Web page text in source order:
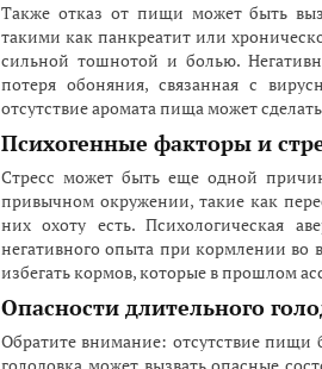
Также отказ от пищи может быть
такими как панкреатит или
сильной тошнотой и болью.
потеря обоняния, связанная с
отсутствие аромата пища может
Психогенные факторы и
Стресс может быть еще одной
привычном окружении, такие как
них охоту есть. Психологическая
негативного опыта при кормлении во
избегать кормов, которые в прошлом
Опасности длительного
Обратите внимание: отсутствие пищи